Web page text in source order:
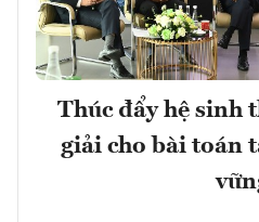
Thúc đẩy hệ sinh
giải cho bài toán